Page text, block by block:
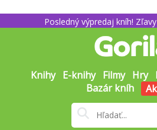
Posledný výpredaj kníh!
Knihy E-knihy Filmy Hry
Bazár kníh